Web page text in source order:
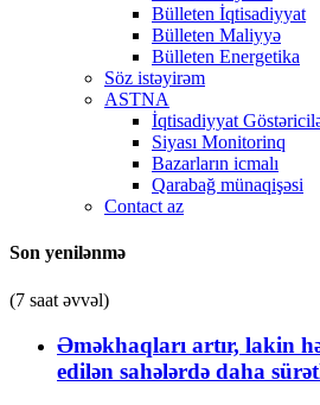
Bülleten İqtisadiyyat
Bülleten Maliyyə
Bülleten Energetika
Söz istəyirəm
ASTNA
İqtisadiyyat
Siyası Monitorinq
Bazarların icmalı
Qarabağ münaqişəsi
Contact az
Son yenilənmə
(7 saat əvvəl)
Əməkhaqları artır, lakin
edilən sahələrdə daha